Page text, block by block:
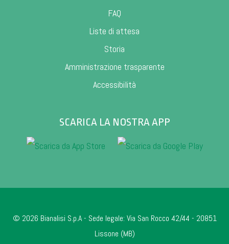
FAQ
Liste di attesa
Storia
Amministrazione trasparente
Accessibilità
SCARICA LA NOSTRA APP
© 2026 Bianalisi S.p.A - Sede legale: Via San Rocco 42/44 - 20851
Lissone (MB)